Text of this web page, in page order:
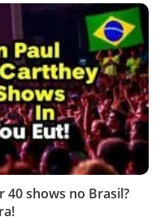
40 shows no Brasil?